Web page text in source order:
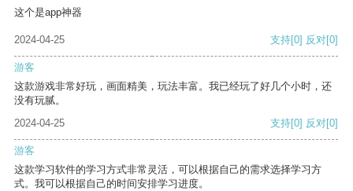
这个是app神器
2024-04-25 支持[0] 反对[0]
游客
这款游戏非常好玩，画面精美，玩法丰富。我已经玩了好几个小时，还
没有玩腻。
2024-04-25
支持[0] 反对[0]
游客
这款学习软件的学习方式非常灵活，可以根据自己的需求选择学习方
式。我可以根据自己的时间安排学习进度。